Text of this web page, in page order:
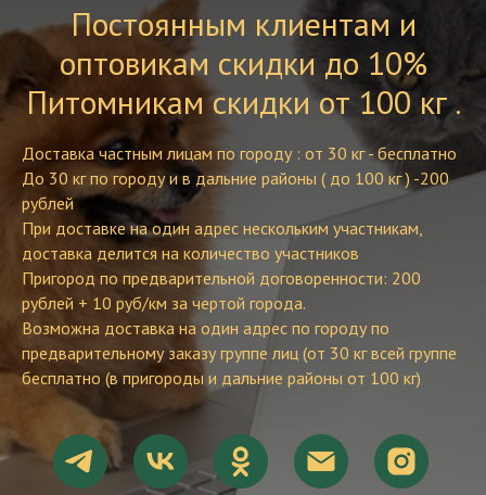
Постоянным клиентам и
оптовикам скидки до 10%
Питомникам скидки от 100 кг .
Доставка частным лицам по городу : от 30 кг - бесплатно
До 30 кг по городу и в дальние районы ( до 100 кг ) -200
рублей
При доставке на один адрес нескольким участникам,
доставка делится на количество участников
Пригород по предварительной договоренности: 200
рублей + 10 руб/км за чертой города.
Возможна доставка на один адрес по городу по
предварительному заказу группе лиц (от 30 кг всей группе
бесплатно (в пригороды и дальние районы от 100 кг)